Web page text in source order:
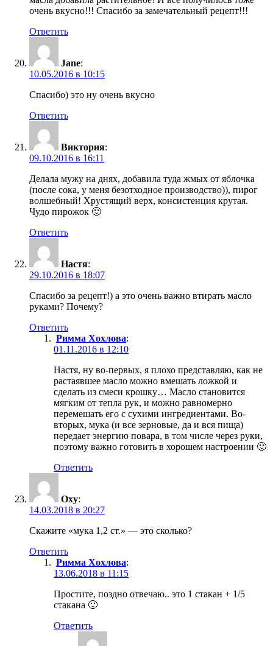
очень вкусно!!! Спасибо за замечательный рецепт!!!
Ответить
Jane:
10.05.2016 в 10:15
Спасибо) это ну очень вкусно
Ответить
Виктория:
09.10.2016 в 16:11
Делала мужу на днях, добавила туда жмых от яблочка
(после сока, у меня безотходное производство)), пирог
волшебный! Хрустящий верх, консистенция крутая.
Чудо пирожок 🙂
Ответить
Настя:
29.10.2016 в 18:07
Спасибо за рецепт!) а это очень важно втирать масло
руками? Почему?
Ответить
Римма Хохлова:
01.11.2016 в 12:10
Настя, ну во-первых, я плохо представляю, как не
растаявшее масло можно вмешать ложкой и
сделать из смеси крошку… Масло становится
мягким от тепла рук, и можно равномерно
перемешать его с сухими ингредиентами. Во-
вторых, мука (и все зерновые, да и вся пища)
передает энергию повара, в том числе через руки,
поэтому важно готовить в хорошем настроении 🙂
Ответить
Oxy:
14.03.2018 в 20:27
Скажите «мука 1,2 ст.» — это сколько?
Ответить
Римма Хохлова:
13.06.2018 в 11:15
Простите, поздно отвечаю.. это 1 стакан + 1/5
стакана 🙂
Ответить